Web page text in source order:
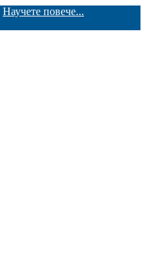
Научете повече...